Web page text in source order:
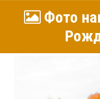
Фото